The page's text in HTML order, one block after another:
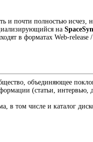
и почти полностью
на
в форматах Web-release /
объединяющее
(статьи,
в том числе и каталог